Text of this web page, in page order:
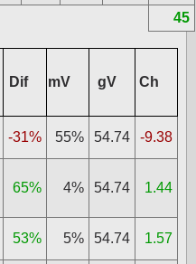
45
Dif mV gV Ch
-31% 55% 54.74 -9.38
65% 4% 54.74 1.44
53% 5% 54.74 1.57